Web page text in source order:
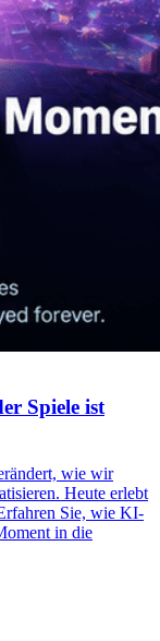
Spiele ist
wie wir
Heute erlebt
Sie, wie KI-
in die